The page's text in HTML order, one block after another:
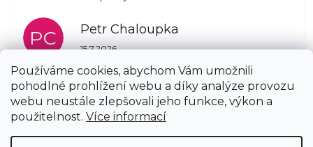
Používáme cookies, abychom Vám umožnili
pohodlné prohlížení webu a díky analýze provozu
webu neustále zlepšovali jeho funkce, výkon a
použitelnost. Více informací
PC Petr Chaloupka
Hodnocení obchodu je 5 z 5 hvězdiček.
15.7.2026
Zobrazit další hodnocení